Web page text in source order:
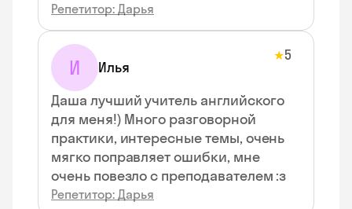
Репетитор: Дарья
И Илья
★5
Даша лучший учитель английского
для меня!) Много разговорной
практики, интересные темы, очень
мягко поправляет ошибки, мне
очень повезло с преподавателем :з
Репетитор: Дарья